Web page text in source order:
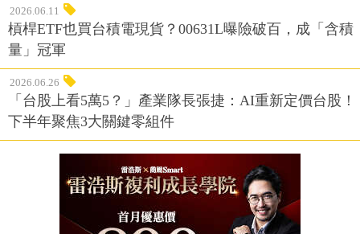
2026.06.11
槓桿ETF也買台積電現貨？00631L曝險破百，成「含積
量」冠軍
2026.06.26
「台股上看5萬5？」產業隊長張捷：AI重新定價台股！
下半年聚焦3大關鍵零組件